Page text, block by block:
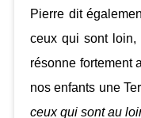
Pierre dit
ceux qui sont
résonne fortement
nos enfants une
ceux qui sont au